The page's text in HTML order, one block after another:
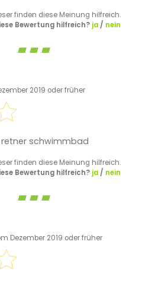
finden diese Meinung hilfreich.
Bewertung hilfreich? ja/ nein
2019 oder früher
schwimmbad
finden diese Meinung hilfreich.
Bewertung hilfreich? ja/ nein
Dezember 2019 oder früher